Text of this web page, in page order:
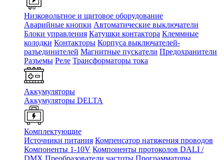
Низковольтное и щитовое оборудование
Аварийные кнопки Автоматические выключатели
Блоки управления Катушки контактора Клеммные
колодки Контакторы Корпуса выключателей-
разъединителей Магнитные пускатели Предохранители
Разъемы Реле Трансформаторы тока
Аккумуляторы
Аккумуляторы DELTA
Комплектующие
Источники питания Компенсатор натяжения проводов
Компоненты 1-10V Компоненты протоколов DALI /
DMX Преобразователи частоты Программаторы